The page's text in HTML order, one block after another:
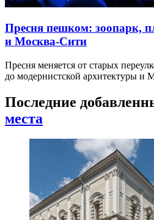
Пресня пешком: зоопарк,
и Москва-Сити
Пресня меняется от старых
до модернистской архитектуры и
Последние
места